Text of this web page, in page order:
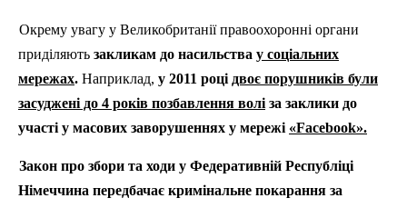
Окрему увагу у Великобританії правоохоронні органи
приділяють закликам до насильства у соціальних
мережах. Наприклад, у 2011 році двоє порушників були
засуджені до 4 років позбавлення волі за заклики до
участі у масових заворушеннях у мережі «Facebook».
Закон про збори та ходи у Федеративній Республіці
Німеччина передбачає кримінальне покарання за